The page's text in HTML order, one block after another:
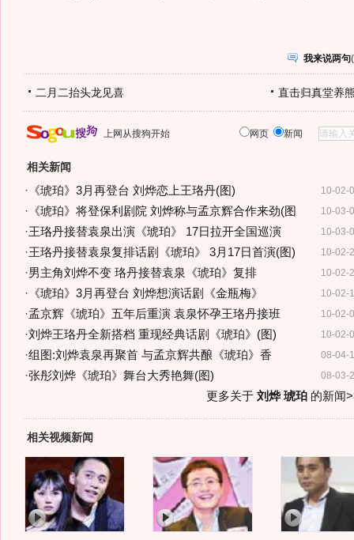
我来说两句(
二月二抬头龙见喜 直击归真堂养
上网从搜狗开始 网页 新闻
相关新闻
10-02-
· 《琥珀》3月再登台 刘烨恋上王珞丹(图)
10-03-
· 《琥珀》将登保利剧院 刘烨称与孟京辉合作来劲(图
10-03-
·王珞丹接替袁泉出演《琥珀》 17日拉开全国巡演
10-02-
·王珞丹接替袁泉复排话剧《琥珀》 3月17日首演(图)
10-02-
·男主角刘烨不变 珞丹接替袁泉《琥珀》复排
10-02-
· 《琥珀》3月再登台 刘烨想演话剧《金瓶梅》
10-02-
·孟京辉《琥珀》五年后重演 袁泉怀孕王珞丹接班
10-02-
·刘烨王珞丹全新搭档 重现经典话剧《琥珀》(图)
08-04-
·组图:刘烨袁泉再聚首 与孟京辉共酿《琥珀》香
08-03-
·张彤刘烨《琥珀》舞台大秀艳舞(图)
更多关于 刘烨 琥珀的新闻
相关视频新闻